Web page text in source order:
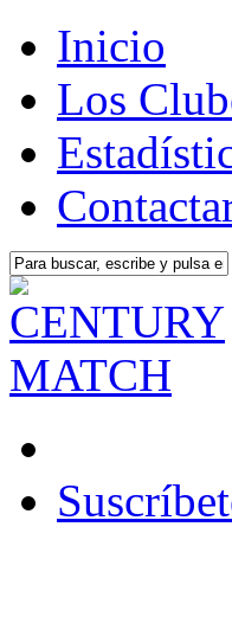
Inicio
Los